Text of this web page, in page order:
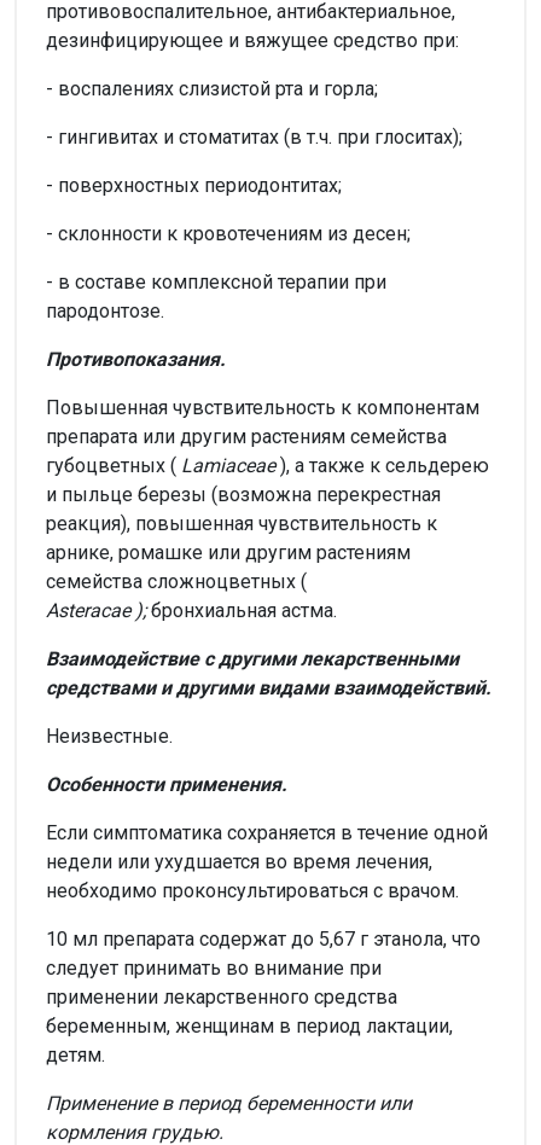
противовоспалительное, антибактериальное,
дезинфицирующее и вяжущее средство при:
- воспалениях слизистой рта и горла;
- гингивитах и стоматитах (в т.ч. при глоситах);
- поверхностных периодонтитах;
- склонности к кровотечениям из десен;
- в составе комплексной терапии при
пародонтозе.
Противопоказания.
Повышенная чувствительность к компонентам
препарата или другим растениям семейства
губоцветных ( Lamiaceae), а также к сельдерею
и пыльце березы (возможна перекрестная
реакция), повышенная чувствительность к
арнике, ромашке или другим растениям
семейства сложноцветных (
Asteracae );бронхиальная астма.
Взаимодействие с другими лекарственными
средствами и другими видами взаимодействий.
Неизвестные.
Особенности применения.
Если симптоматика сохраняется в течение одной
недели или ухудшается во время лечения,
необходимо проконсультироваться с врачом.
10 мл препарата содержат до 5,67 г этанола, что
следует принимать во внимание при
применении лекарственного средства
беременным, женщинам в период лактации,
детям.
Применение в период беременности или
кормления грудью.